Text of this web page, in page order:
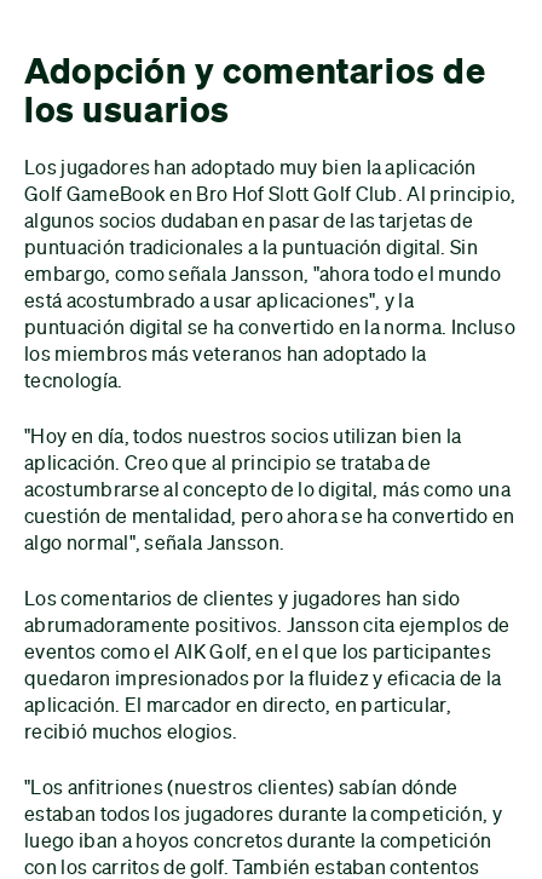
Adopción y comentarios de
los usuarios
Los jugadores han adoptado muy bien la aplicación
Golf GameBook en Bro Hof Slott Golf Club. Al principio,
algunos socios dudaban en pasar de las tarjetas de
puntuación tradicionales a la puntuación digital. Sin
embargo, como señala Jansson, "ahora todo el mundo
está acostumbrado a usar aplicaciones", y la
puntuación digital se ha convertido en la norma. Incluso
los miembros más veteranos han adoptado la
tecnología.
"Hoy en día, todos nuestros socios utilizan bien la
aplicación. Creo que al principio se trataba de
acostumbrarse al concepto de lo digital, más como una
cuestión de mentalidad, pero ahora se ha convertido en
algo normal", señala Jansson.
Los comentarios de clientes y jugadores han sido
abrumadoramente positivos. Jansson cita ejemplos de
eventos como el AIK Golf, en el que los participantes
quedaron impresionados por la fluidez y eficacia de la
aplicación. El marcador en directo, en particular,
recibió muchos elogios.
"Los anfitriones (nuestros clientes) sabían dónde
estaban todos los jugadores durante la competición, y
luego iban a hoyos concretos durante la competición
con los carritos de golf. También estaban contentos